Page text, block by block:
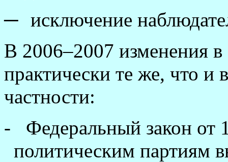
─ исключение
В 2006–2007 изменения в
практически те же, что и
частности:
-
Федеральный закон
политическим партиям